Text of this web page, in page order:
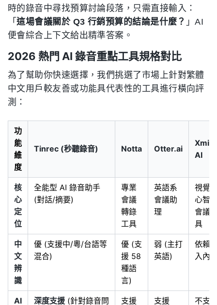
時的錄音中尋找預算討論段落，只需直接輸入：
「這場會議關於 Q3 行銷預算的結論是什麼？ 」AI
便會綜合上下文給出精準答案。
2026 熱門 AI 錄音重點工具規格對比
為了幫助你快速選擇，我們挑選了市場上針對繁體
中文用戶較友善或功能具代表性的工具進行橫向評
測：
功
能
維
度
Tinrec (秒聽錄音) Notta Otter.ai
AI
核
心
定
位
全能型 AI 錄音助手
(對話/摘要)
專業
會議
轉錄
工具
英語系
會議助
理
視覺
心智
會議
具
中
文
辨
識
優 (支援中/粵/台語等
混合)
優 (支
援 58
種語
言)
弱 (主打
英語)
依賴
入內
AI
深度支援 (針對錄音問
支援
支援
不支